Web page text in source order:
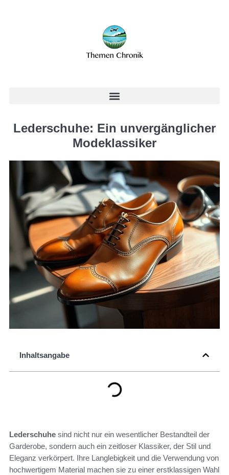
Lederschuhe: Ein unvergänglicher
Modeklassiker
Inhaltsangabe
Lederschuhe sind nicht nur ein wesentlicher Bestandteil der
Garderobe, sondern auch ein zeitloser Klassiker, der Stil und
Eleganz verkörpert. Ihre Langlebigkeit und die Verwendung von
hochwertigem Material machen sie zu einer erstklassigen Wahl